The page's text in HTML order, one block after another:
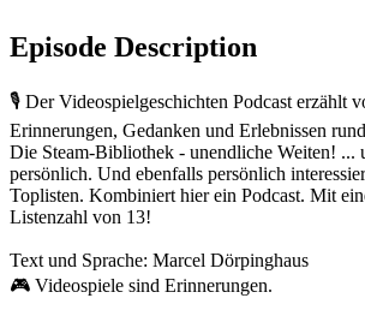
Episode Description
🎙️ Der Videospielgeschichten Podcast erzählt
Erinnerungen, Gedanken und Erlebnissen
Die Steam-Bibliothek - unendliche Weiten! ...
persönlich. Und ebenfalls persönlich
Toplisten. Kombiniert hier ein Podcast. Mit
Listenzahl von 13!
Text und Sprache: Marcel Dörpinghaus
🎮 Videospiele sind Erinnerungen.